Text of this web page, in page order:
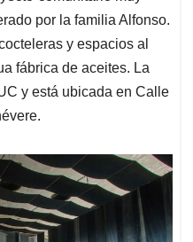
por la familia Alfonso.
y espacios al
fábrica de aceites. La
y está ubicada en Calle